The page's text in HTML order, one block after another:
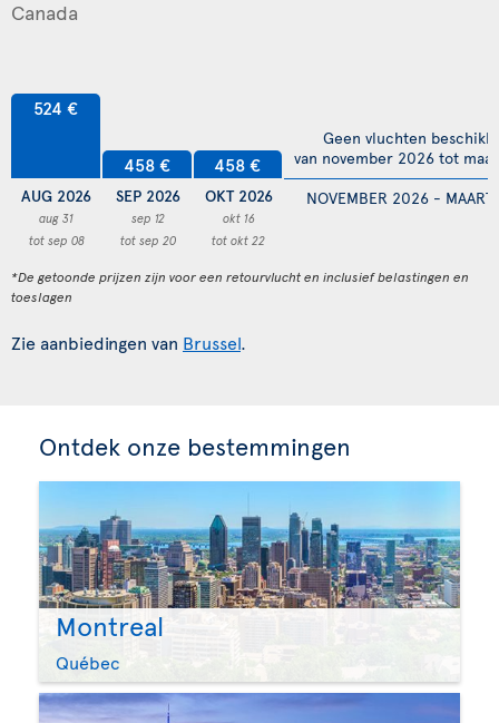
524 €
AUG 2026
aug 31
tot sep 08
458 €
SEP 2026
sep 12
tot sep 20
458 €
OKT 2026
okt 16
tot okt 22
NOVEMBER 2026 -
Geen vluchten
van november 2026 tot
*De getoonde prijzen zijn voor een retourvlucht en inclusief belastingen en
toeslagen
Zie aanbiedingen van Brussel.
Ontdek onze bestemmingen
Montreal
Québec